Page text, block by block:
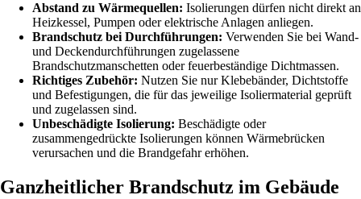
Abstand zu Wärmequellen: Isolierungen dürfen nicht direkt an
Heizkessel, Pumpen oder elektrische Anlagen anliegen.
Brandschutz bei Durchführungen: Verwenden Sie bei Wand-
und Deckendurchführungen zugelassene
Brandschutzmanschetten oder feuerbeständige Dichtmassen.
Richtiges Zubehör: Nutzen Sie nur Klebebänder, Dichtstoffe
und Befestigungen, die für das jeweilige Isoliermaterial geprüft
und zugelassen sind.
Unbeschädigte Isolierung: Beschädigte oder
zusammengedrückte Isolierungen können Wärmebrücken
verursachen und die Brandgefahr erhöhen.
Ganzheitlicher Brandschutz im Gebäude